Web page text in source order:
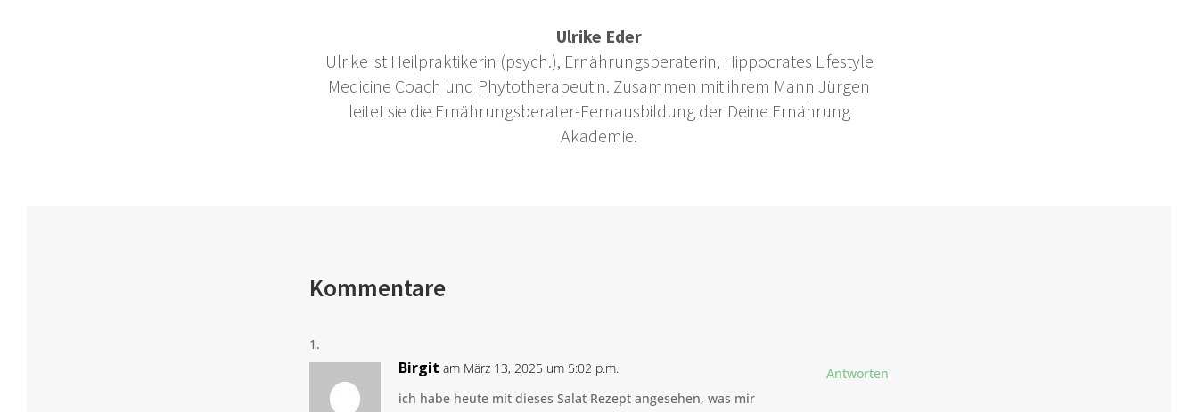
Ulrike Eder
Ulrike ist Heilpraktikerin (psych.), Ernährungsberaterin, Hippocrates Lifestyle
Medicine Coach und Phytotherapeutin. Zusammen mit ihrem Mann Jürgen
leitet sie die Ernährungsberater-Fernausbildung der Deine Ernährung
Akademie.
Kommentare
Birgit am März 13, 2025 um 5:02 p.m.
ich habe heute mit dieses Salat Rezept angesehen, was mir
Antworten